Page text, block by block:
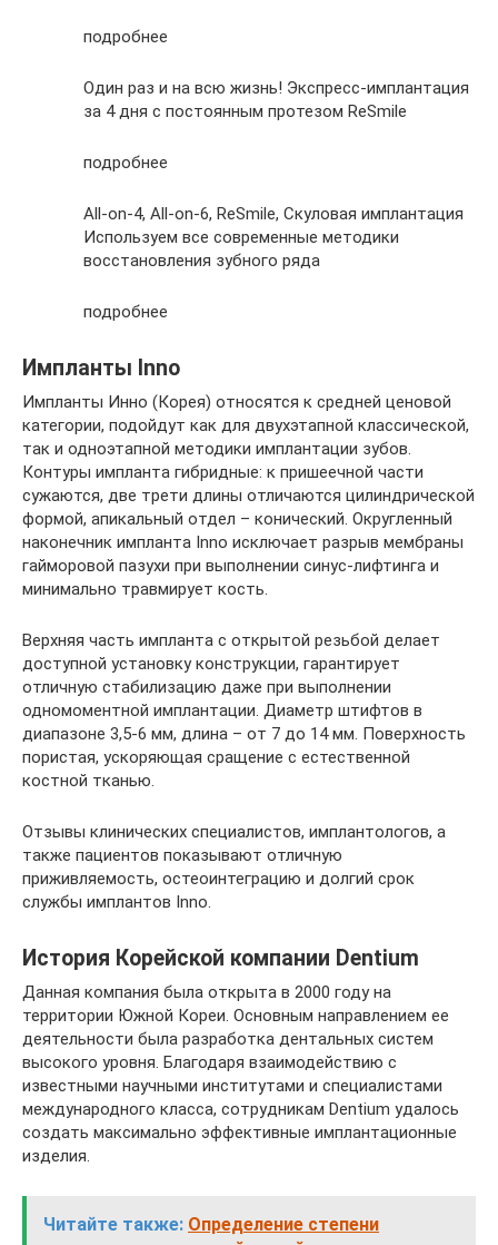
подробнее
Один раз и на всю жизнь! Экспресс-имплантация
за 4 дня с постоянным протезом ReSmile
подробнее
All-on-4, All-on-6, ReSmile, Скуловая имплантация
Используем все современные методики
восстановления зубного ряда
подробнее
Импланты Inno
Импланты Инно (Корея) относятся к средней ценовой
категории, подойдут как для двухэтапной классической,
так и одноэтапной методики имплантации зубов.
Контуры импланта гибридные: к пришеечной части
сужаются, две трети длины отличаются цилиндрической
формой, апикальный отдел – конический. Округленный
наконечник импланта Inno исключает разрыв мембраны
гайморовой пазухи при выполнении синус-лифтинга и
минимально травмирует кость.
Верхняя часть импланта с открытой резьбой делает
доступной установку конструкции, гарантирует
отличную стабилизацию даже при выполнении
одномоментной имплантации. Диаметр штифтов в
диапазоне 3,5-6 мм, длина – от 7 до 14 мм. Поверхность
пористая, ускоряющая сращение с естественной
костной тканью.
Отзывы клинических специалистов, имплантологов, а
также пациентов показывают отличную
приживляемость, остеоинтеграцию и долгий срок
службы имплантов Inno.
История Корейской компании Dentium
Данная компания была открыта в 2000 году на
территории Южной Кореи. Основным направлением ее
деятельности была разработка дентальных систем
высокого уровня. Благодаря взаимодействию с
известными научными институтами и специалистами
международного класса, сотрудникам Dentium удалось
создать максимально эффективные имплантационные
изделия.
Читайте также: Определение степени